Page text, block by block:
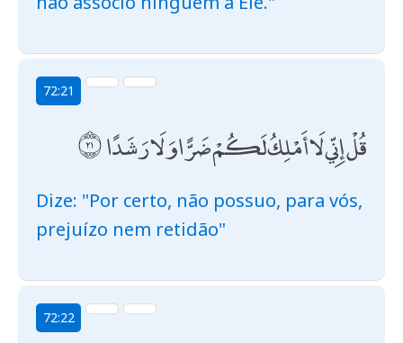
72:21
قُلْ إِنِّي لَا أَمْلِكُ لَكُمْ ضَرًّا وَلَا رَشَدًا
Dize: "Por certo, não possuo, para vós,
prejuízo nem retidão"
72:22